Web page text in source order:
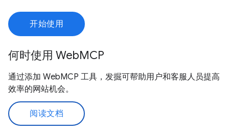
开始使用
何时使用 WebMCP
通过添加 WebMCP 工具，发掘可帮助用户和客服人员提高
效率的网站机会。
阅读文档